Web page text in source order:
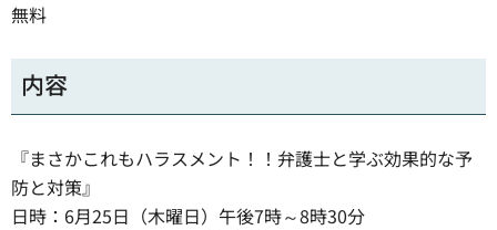
無料
内容
『まさかこれもハラスメント！！弁護士と学ぶ効果的な予
防と対策』
日時：6月25日（木曜日）午後7時～8時30分